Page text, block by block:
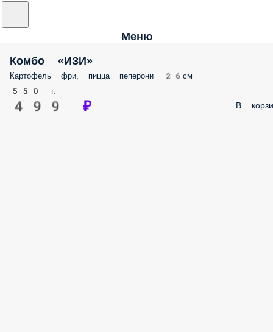
Меню
Комбо «ИЗИ»
Картофель фри, пицца пеперони 26см
550 г.
499 ₽ В